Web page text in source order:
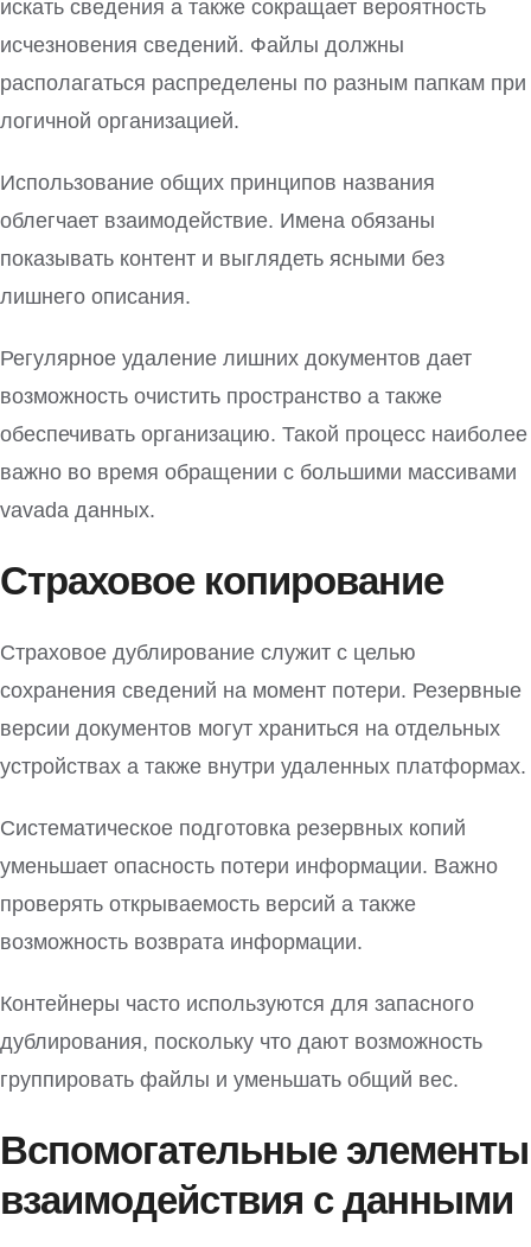
искать сведения а также сокращает вероятность
исчезновения сведений. Файлы должны
располагаться распределены по разным папкам при
логичной организацией.
Использование общих принципов названия
облегчает взаимодействие. Имена обязаны
показывать контент и выглядеть ясными без
лишнего описания.
Регулярное удаление лишних документов дает
возможность очистить пространство а также
обеспечивать организацию. Такой процесс наиболее
важно во время обращении с большими массивами
vavada данных.
Страховое копирование
Страховое дублирование служит с целью
сохранения сведений на момент потери. Резервные
версии документов могут храниться на отдельных
устройствах а также внутри удаленных платформах.
Систематическое подготовка резервных копий
уменьшает опасность потери информации. Важно
проверять открываемость версий а также
возможность возврата информации.
Контейнеры часто используются для запасного
дублирования, поскольку что дают возможность
группировать файлы и уменьшать общий вес.
Вспомогательные элементы
взаимодействия с данными